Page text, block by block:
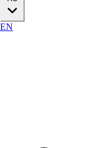
EN